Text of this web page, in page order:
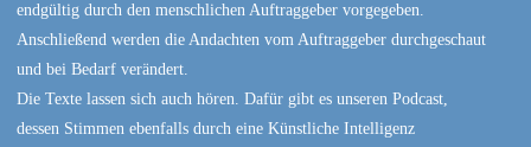
endgültig durch den menschlichen Auftraggeber vorgegeben.
Anschließend werden die Andachten vom Auftraggeber durchgeschaut
und bei Bedarf verändert.
Die Texte lassen sich auch hören. Dafür gibt es unseren Podcast,
dessen Stimmen ebenfalls durch eine Künstliche Intelligenz